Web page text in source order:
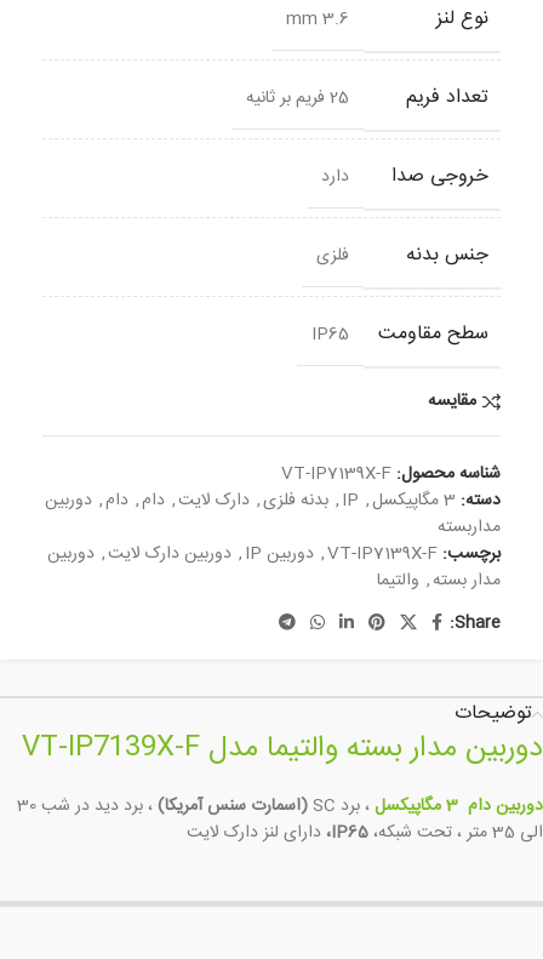
نوع لنز 3.6 mm
تعداد فریم 25 فریم بر ثانیه
خروجی صدا دارد
جنس بدنه فلزی
سطح مقاومت IP65
مقایسه
شناسه محصول: VT-IP7139X-F
دسته: 3 مگاپیکسل ,
IP
, بدنه فلزی, دارک لایت, دام, دام, دوربین
مداربسته
برچسب: VT-IP7139X-F
, دوربین IP , دوربین دارک لایت, دوربین
مدار بسته, والتیما
Share:
توضیحات
دوربین مدار بسته والتیما مدل VT-IP7139X-F
دوربین دام 3 مگاپیکسل ، برد SC (اسمارت سنس آمریکا)
، برد دید در شب 30
الی 35 متر ، تحت شبکه،
IP65، دارای لنز دارک لایت